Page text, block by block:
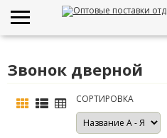
Звонок дверной
СОРТИРОВКА